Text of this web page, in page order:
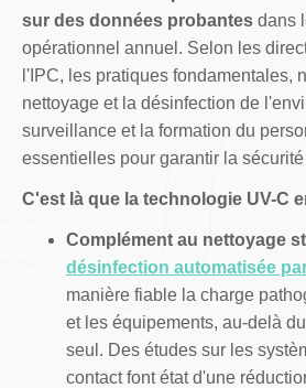
sur des données probantesdans
opérationnel annuel. Selon les
l'IPC, les pratiques fondamentales,
nettoyage et la désinfection de
surveillance et la formation du
essentielles pour garantir la
C'est là que la technologie UV-C
Complément au nettoyage
désinfection automatisée
manière fiable la charge
et les équipements, au-delà
seul. Des études sur les
contact font état d'une